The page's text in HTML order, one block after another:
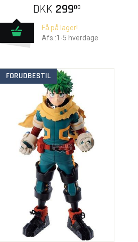
DKK 29900
Få på lager!
Afs.:1-5 hverdage
FORUDBESTIL